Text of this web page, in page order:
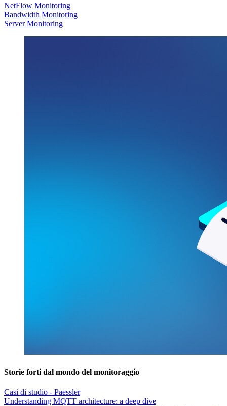
NetFlow Monitoring
Bandwidth Monitoring
Server Monitoring
Storie forti dal mondo del monitoraggio
Casi di studio - Paessler
Understanding MQTT architecture: a deep dive